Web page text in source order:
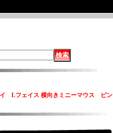
Lフェイス 横向きミニーマウス ピン